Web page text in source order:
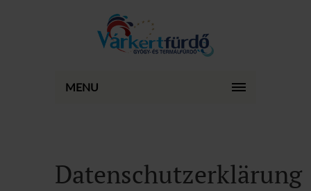
MENU
Datenschutzerklärung